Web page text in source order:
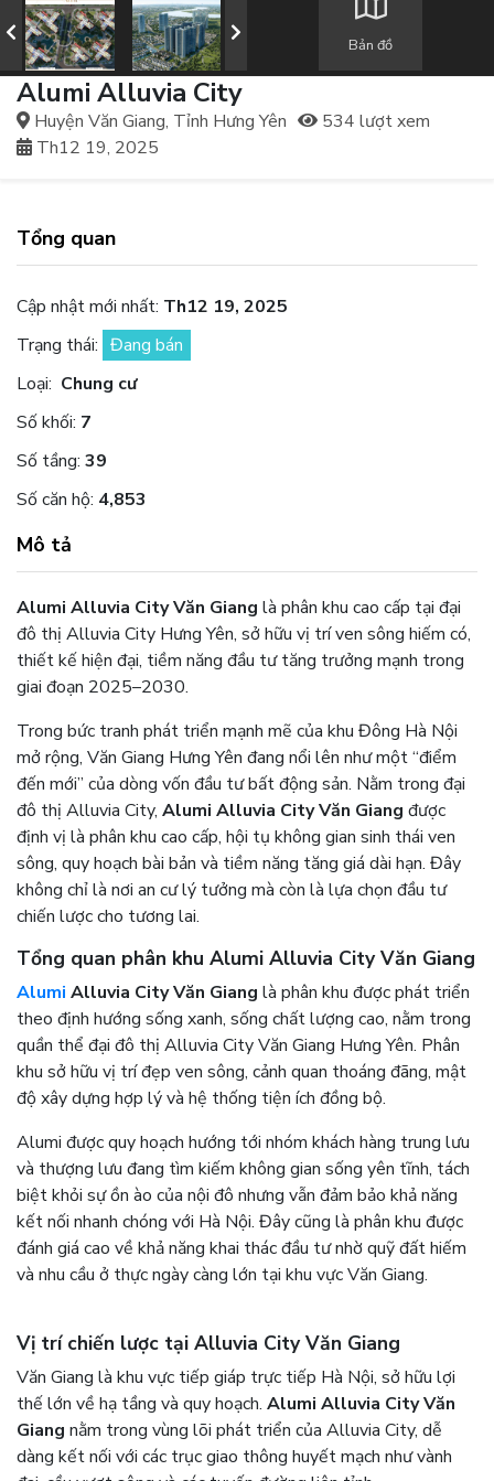
Bản đồ
Alumi Alluvia City
Huyện Văn Giang, Tỉnh Hưng Yên
534 lượt xem
Th12 19, 2025
Tổng quan
Cập nhật mới nhất: Th12 19, 2025
Trạng thái: Đang bán
Loại: Chung cư
Số khối: 7
Số tầng: 39
Số căn hộ: 4,853
Mô tả
Alumi Alluvia City Văn Giang là phân khu cao cấp tại đại
đô thị Alluvia City Hưng Yên, sở hữu vị trí ven sông hiếm có,
thiết kế hiện đại, tiềm năng đầu tư tăng trưởng mạnh trong
giai đoạn 2025–2030.
Trong bức tranh phát triển mạnh mẽ của khu Đông Hà Nội
mở rộng, Văn Giang Hưng Yên đang nổi lên như một “điểm
đến mới” của dòng vốn đầu tư bất động sản. Nằm trong đại
đô thị Alluvia City, Alumi Alluvia City Văn Giang được
định vị là phân khu cao cấp, hội tụ không gian sinh thái ven
sông, quy hoạch bài bản và tiềm năng tăng giá dài hạn. Đây
không chỉ là nơi an cư lý tưởng mà còn là lựa chọn đầu tư
chiến lược cho tương lai.
Tổng quan phân khu Alumi Alluvia City Văn Giang
Alumi Alluvia City Văn Giang là phân khu được phát triển
theo định hướng sống xanh, sống chất lượng cao, nằm trong
quần thể đại đô thị Alluvia City Văn Giang Hưng Yên. Phân
khu sở hữu vị trí đẹp ven sông, cảnh quan thoáng đãng, mật
độ xây dựng hợp lý và hệ thống tiện ích đồng bộ.
Alumi được quy hoạch hướng tới nhóm khách hàng trung lưu
và thượng lưu đang tìm kiếm không gian sống yên tĩnh, tách
biệt khỏi sự ồn ào của nội đô nhưng vẫn đảm bảo khả năng
kết nối nhanh chóng với Hà Nội. Đây cũng là phân khu được
đánh giá cao về khả năng khai thác đầu tư nhờ quỹ đất hiếm
và nhu cầu ở thực ngày càng lớn tại khu vực Văn Giang.
Vị trí chiến lược tại Alluvia City Văn Giang
Văn Giang là khu vực tiếp giáp trực tiếp Hà Nội, sở hữu lợi
thế lớn về hạ tầng và quy hoạch. Alumi Alluvia City Văn
Giang nằm trong vùng lõi phát triển của Alluvia City, dễ
dàng kết nối với các trục giao thông huyết mạch như vành